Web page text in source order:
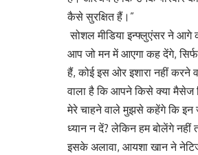
कैसे सुरक्षित हैं।”
सोशल मीडिया इन्फ्लुएंसर ने
आप जो मन में आएगा कह देंगे,
हैं, कोई इस ओर इशारा नहीं करने
वाला है कि आपने किसे क्या मैसेज
मेरे चाहने वाले मुझसे कहेंगे कि इन
ध्यान न दें? लेकिन हम बोलेंगे नहीं
इसके अलावा, आयशा खान ने